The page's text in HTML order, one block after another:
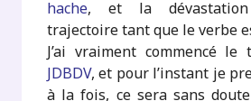
hache, et la
trajectoire tant que le verbe
J’ai vraiment commencé
JDBDV, et pour l’instant je
à la fois, ce sera sans